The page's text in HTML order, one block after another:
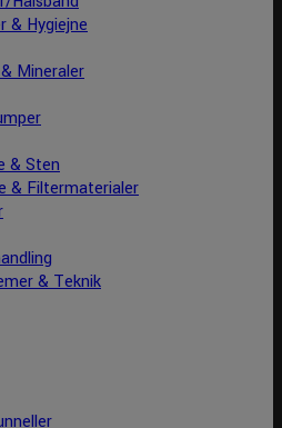
& Hygiejne
Mineraler
& Sten
& Filtermaterialer
& Teknik